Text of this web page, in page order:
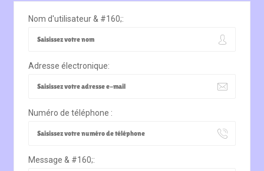
Nom d'utilisateur & #160;:
Adresse électronique:
Numéro de téléphone :
Message & #160;: